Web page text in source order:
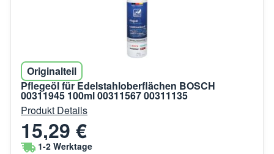
Originalteil
Pflegeöl für Edelstahloberflächen BOSCH
00311945 100ml 00311567 00311135
Produkt Details
15,29 €
1-2 Werktage